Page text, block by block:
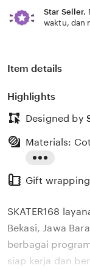
Star Seller.
waktu, dan
Item details
Highlights
Designed by
the
Materials:
Gift
SKATER168
Bekasi, Jawa
berbagai
siap kerja dan